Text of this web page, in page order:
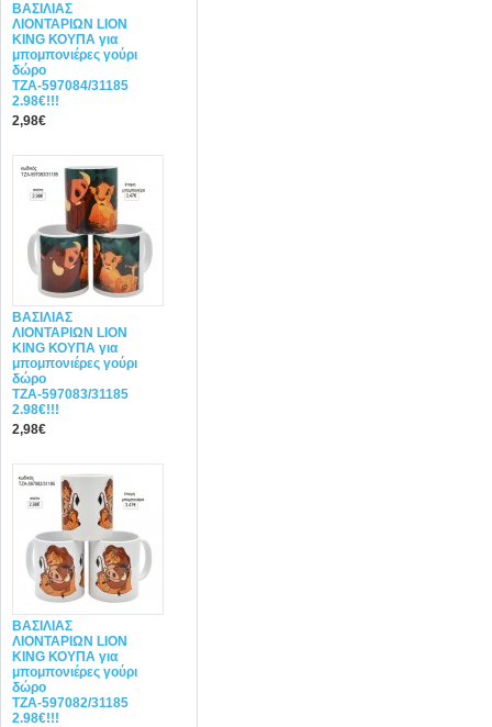
ΒΑΣΙΛΙΑΣ
ΛΙΟΝΤΑΡΙΩΝ LION
KING ΚΟΥΠΑ για
μπομπονιέρες γούρι
δώρο
ΤΖΑ-597084/31185
2.98€!!!
2,98€
ΒΑΣΙΛΙΑΣ
ΛΙΟΝΤΑΡΙΩΝ LION
KING ΚΟΥΠΑ για
μπομπονιέρες γούρι
δώρο
ΤΖΑ-597083/31185
2.98€!!!
2,98€
ΒΑΣΙΛΙΑΣ
ΛΙΟΝΤΑΡΙΩΝ LION
KING ΚΟΥΠΑ για
μπομπονιέρες γούρι
δώρο
ΤΖΑ-597082/31185
2.98€!!!